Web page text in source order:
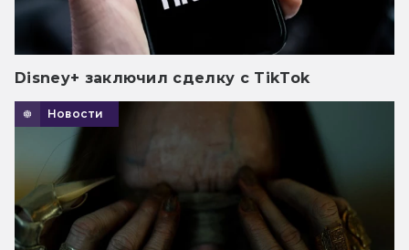
Disney+ заключил сделку с TikTok
Новости